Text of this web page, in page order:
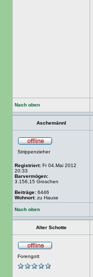
Nach oben
Aschemännl
Strippenzieher
Registriert: Fr 04.Mai 2012
20:33
Barvermögen:
3.156,15 Groschen
Beiträge: 6446
Wohnort: zu Hause
Nach oben
Alter Schotte
Forengott